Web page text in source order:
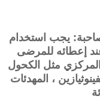
يجب استخدام
إعطائه للمرضى
المركزي مثل الكحول
، المهدئات